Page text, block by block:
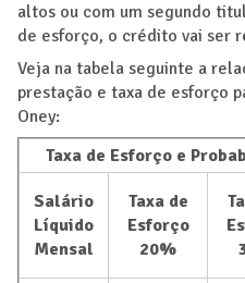
altos ou com um segundo
de esforço, o crédito vai ser
Veja na tabela seguinte a
prestação e taxa de esforço
Oney:
Taxa de Esforço e
Salário
Líquido
Mensal
Taxa de
Esforço
20%